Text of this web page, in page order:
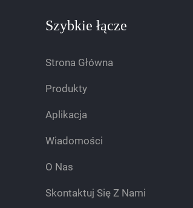
Szybkie łącze
Strona Główna
Produkty
Aplikacja
Wiadomości
O Nas
Skontaktuj Się Z Nami